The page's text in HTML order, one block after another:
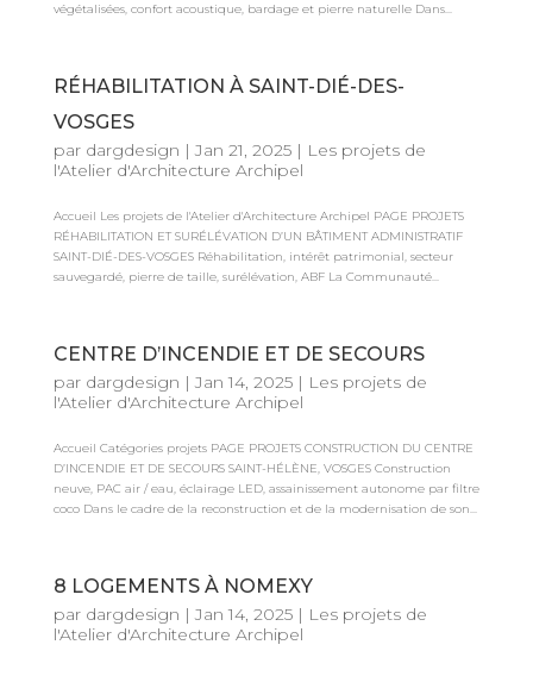
végétalisées, confort acoustique, bardage et pierre naturelle Dans...
RÉHABILITATION À SAINT-DIÉ-DES-
VOSGES
par dargdesign |Jan 21, 2025| Les projets de
l'Atelier d'Architecture Archipel
Accueil Les projets de l'Atelier d'Architecture Archipel PAGE PROJETS
RÉHABILITATION ET SURÉLÉVATION D’UN BÂTIMENT ADMINISTRATIF
SAINT-DIÉ-DES-VOSGES Réhabilitation, intérêt patrimonial, secteur
sauvegardé, pierre de taille, surélévation, ABF La Communauté...
CENTRE D’INCENDIE ET DE SECOURS
par dargdesign |Jan 14, 2025| Les projets de
l'Atelier d'Architecture Archipel
Accueil Catégories projets PAGE PROJETS CONSTRUCTION DU CENTRE
D’INCENDIE ET DE SECOURS SAINT-HÉLÈNE, VOSGES Construction
neuve, PAC air / eau, éclairage LED, assainissement autonome par filtre
coco Dans le cadre de la reconstruction et de la modernisation de son...
8 LOGEMENTS À NOMEXY
par dargdesign |Jan 14, 2025| Les projets de
l'Atelier d'Architecture Archipel